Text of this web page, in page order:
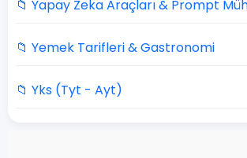
📁 Yapay Zeka Araçları & Prompt
📁 Yemek Tarifleri & Gastronomi
📁 Yks (Tyt - Ayt)